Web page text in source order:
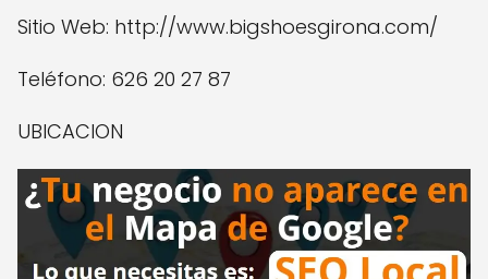
Sitio Web: http://www.bigshoesgirona.com/
Teléfono: 626 20 27 87
UBICACION